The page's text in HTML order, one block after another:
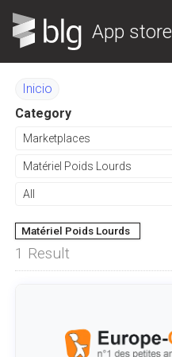
App store
Inicio
Category
Matériel Poids Lourds
1 Result